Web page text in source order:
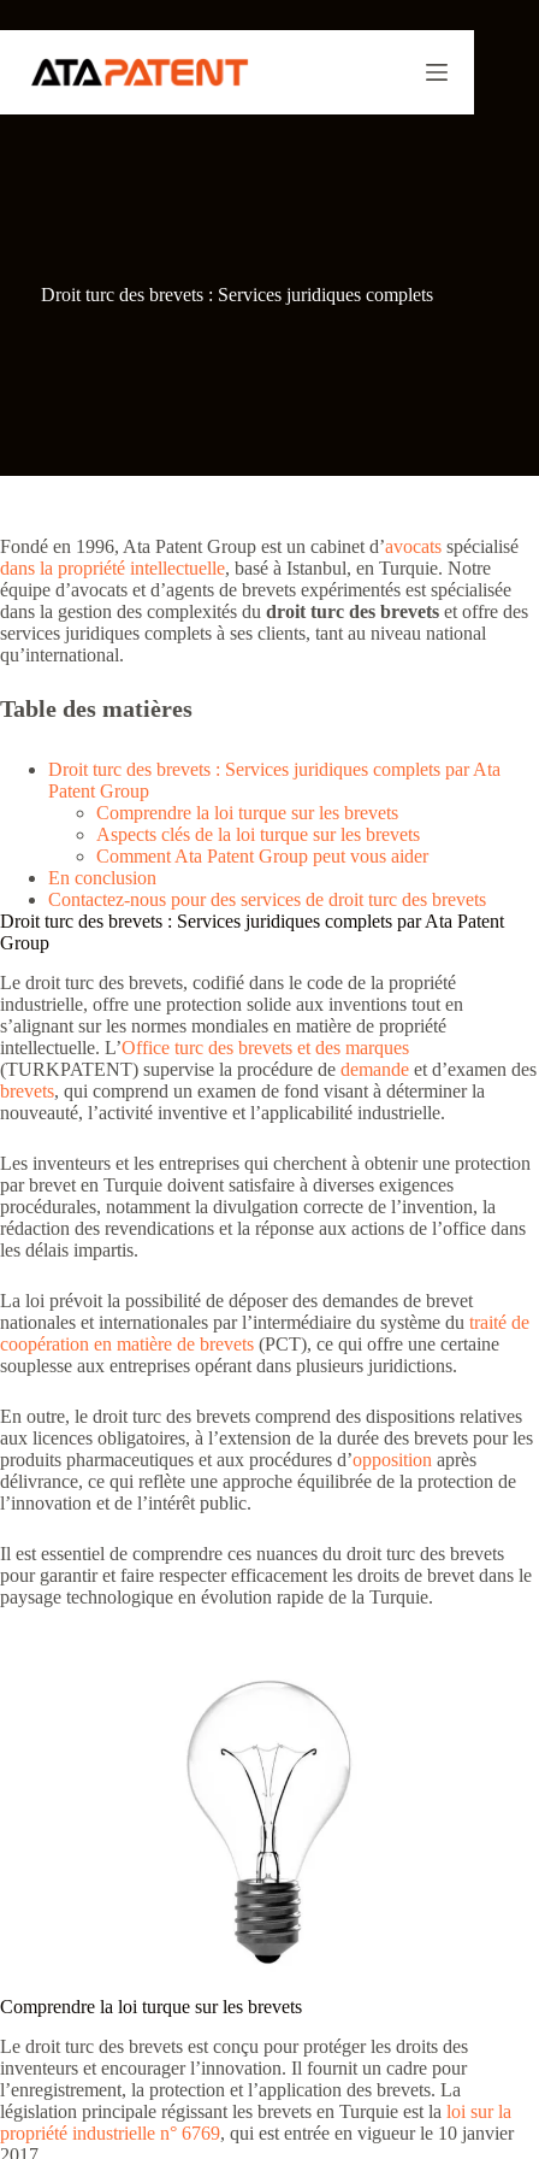
au
Droit turc des brevets : Services juridiques complets
Fondé en 1996, Ata Patent Group est un cabinet d’avocats spécialisé
dans la propriété intellectuelle, basé à Istanbul, en Turquie. Notre
équipe d’avocats et d’agents de brevets expérimentés est spécialisée
dans la gestion des complexités du droit turc des brevets et offre des
services juridiques complets à ses clients, tant au niveau national
qu’international.
Table des matières
Droit turc des brevets : Services juridiques complets par Ata
Patent Group
Comprendre la loi turque sur les brevets
Aspects clés de la loi turque sur les brevets
Comment Ata Patent Group peut vous aider
En conclusion
Contactez-nous pour des services de droit turc des brevets
Droit turc des brevets : Services juridiques complets par Ata Patent
Group
Le droit turc des brevets, codifié dans le code de la propriété
industrielle, offre une protection solide aux inventions tout en
s’alignant sur les normes mondiales en matière de propriété
intellectuelle. L’Office turc des brevets et des marques
(TURKPATENT) supervise la procédure de demande et d’examen des
brevets, qui comprend un examen de fond visant à déterminer la
nouveauté, l’activité inventive et l’applicabilité industrielle.
Les inventeurs et les entreprises qui cherchent à obtenir une protection
par brevet en Turquie doivent satisfaire à diverses exigences
procédurales, notamment la divulgation correcte de l’invention, la
rédaction des revendications et la réponse aux actions de l’office dans
les délais impartis.
La loi prévoit la possibilité de déposer des demandes de brevet
nationales et internationales par l’intermédiaire du système du traité de
coopération en matière de brevets (PCT), ce qui offre une certaine
souplesse aux entreprises opérant dans plusieurs juridictions.
En outre, le droit turc des brevets comprend des dispositions relatives
aux licences obligatoires, à l’extension de la durée des brevets pour les
produits pharmaceutiques et aux procédures d’opposition après
délivrance, ce qui reflète une approche équilibrée de la protection de
l’innovation et de l’intérêt public.
Il est essentiel de comprendre ces nuances du droit turc des brevets
pour garantir et faire respecter efficacement les droits de brevet dans le
paysage technologique en évolution rapide de la Turquie.
Comprendre la loi turque sur les brevets
Le droit turc des brevets est conçu pour protéger les droits des
inventeurs et encourager l’innovation. Il fournit un cadre pour
l’enregistrement, la protection et l’application des brevets. La
législation principale régissant les brevets en Turquie est la loi sur la
propriété industrielle n° 6769, qui est entrée en vigueur le 10 janvier
2017.